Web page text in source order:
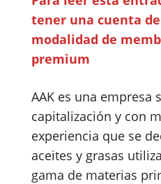
tener una cuenta
modalidad de
premium
AAK es una empresa
capitalización y con
experiencia que se
aceites y grasas
gama de materias